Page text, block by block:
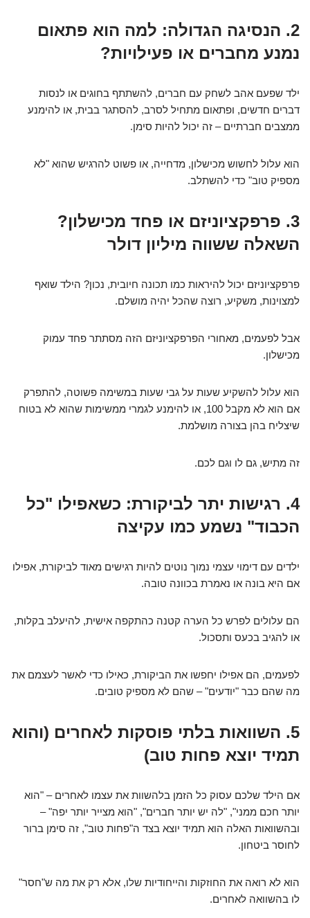
2. הנסיגה הגדולה: למה הוא פתאום
נמנע מחברים או פעילויות?
ילד שפעם אהב לשחק עם חברים, להשתתף בחוגים או לנסות
דברים חדשים, ופתאום מתחיל לסרב, להסתגר בבית, או להימנע
ממצבים חברתיים – זה יכול להיות סימן.
הוא עלול לחשוש מכישלון, מדחייה, או פשוט להרגיש שהוא "לא
מספיק טוב" כדי להשתלב.
3. פרפקציוניזם או פחד מכישלון?
השאלה ששווה מיליון דולר
פרפקציוניזם יכול להיראות כמו תכונה חיובית, נכון? הילד שואף
למצוינות, משקיע, רוצה שהכל יהיה מושלם.
אבל לפעמים, מאחורי הפרפקציוניזם הזה מסתתר פחד עמוק
מכישלון.
הוא עלול להשקיע שעות על גבי שעות במשימה פשוטה, להתפרק
אם הוא לא מקבל 100, או להימנע לגמרי ממשימות שהוא לא בטוח
שיצליח בהן בצורה מושלמת.
זה מתיש, גם לו וגם לכם.
4. רגישות יתר לביקורת: כשאפילו "כל
הכבוד" נשמע כמו עקיצה
ילדים עם דימוי עצמי נמוך נוטים להיות רגישים מאוד לביקורת, אפילו
אם היא בונה או נאמרת בכוונה טובה.
הם עלולים לפרש כל הערה קטנה כהתקפה אישית, להיעלב בקלות,
או להגיב בכעס ותסכול.
לפעמים, הם אפילו יחפשו את הביקורת, כאילו כדי לאשר לעצמם את
מה שהם כבר "יודעים" – שהם לא מספיק טובים.
5. השוואות בלתי פוסקות לאחרים (והוא
תמיד יוצא פחות טוב)
אם הילד שלכם עסוק כל הזמן בלהשוות את עצמו לאחרים – "הוא
יותר חכם ממני", "לה יש יותר חברים", "הוא מצייר יותר יפה" –
ובהשוואות האלה הוא תמיד יוצא בצד ה"פחות טוב", זה סימן ברור
לחוסר ביטחון.
הוא לא רואה את החוזקות והייחודיות שלו, אלא רק את מה ש"חסר"
לו בהשוואה לאחרים.